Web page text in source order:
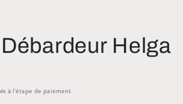
Helga
à l'étape de paiement.